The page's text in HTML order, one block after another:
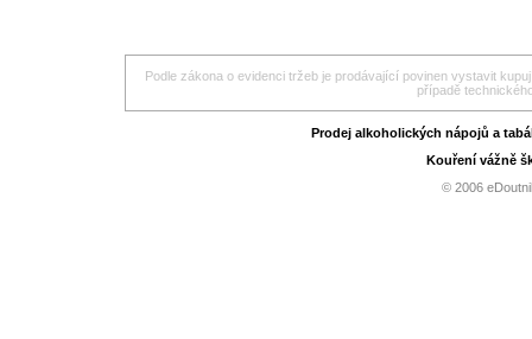
Podle zákona o evidenci tržeb je prodávající povinen vystavit
případě
Prodej alkoholických nápojů a
Kouření vážně
© 2006